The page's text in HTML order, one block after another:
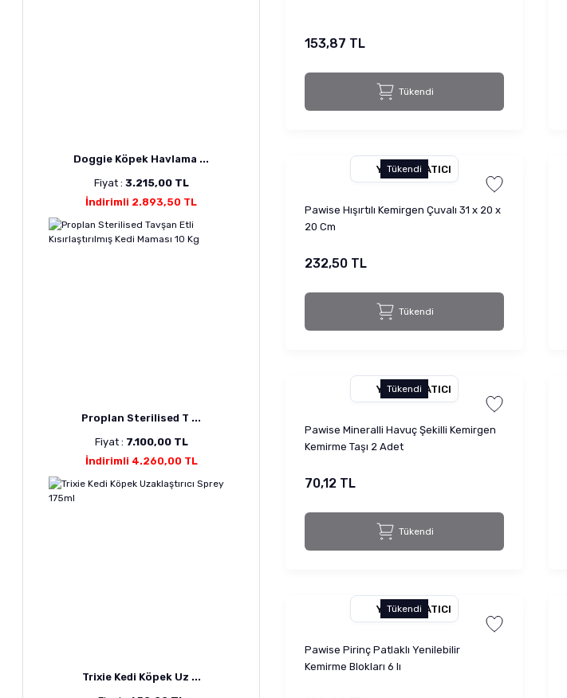
Doggie Köpek Havlama ...
Fiyat : 3.215,00 TL
İndirimli 2.893,50 TL
Proplan Sterilised T ...
Fiyat : 7.100,00 TL
İndirimli 4.260,00 TL
Trixie Kedi Köpek Uz ...
153,87 TL
Tükendi
Tükendi
YETKILI SATICI
Pawise Hışırtılı Kemirgen Çuvalı 31 x 20 x
20 Cm
232,50 TL
Tükendi
Tükendi
YETKILI SATICI
Pawise Mineralli Havuç Şekilli Kemirgen
Kemirme Taşı 2 Adet
70,12 TL
Tükendi
Tükendi
YETKILI SATICI
Pawise Pirinç Patlaklı Yenilebilir
Kemirme Blokları 6 lı